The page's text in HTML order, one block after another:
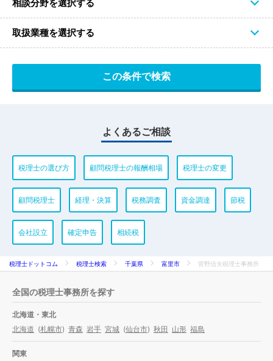
相談分野を選択する
取扱業種を選択する
よくあるご相談
税理士の選び方 顧問税理士の報酬相場 税理士の変更
顧問税理士 経理・決算 税務調査 資金調達 節税
会社設立 確定申告 相続税
税理士ドットコム 税理士検索 千葉県 富里市 菅野信夫税理士事務所
全国の税理士事務所を探す
北海道・東北
北海道 (札幌市) 青森 岩手 宮城 (仙台市) 秋田 山形 福島
関東